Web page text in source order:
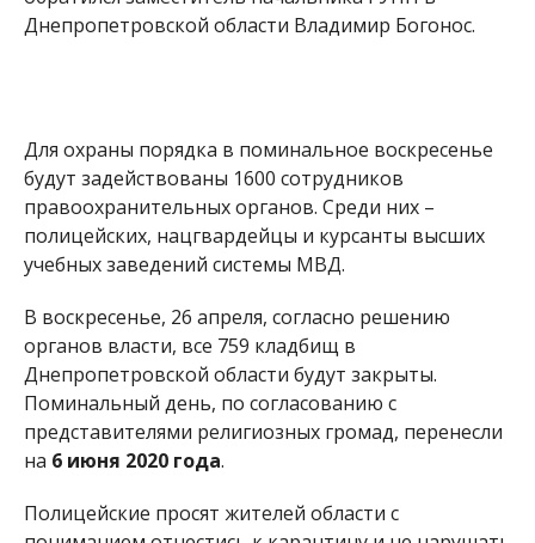
Днепропетровской области Владимир Богонос.
Для охраны порядка в поминальное воскресенье
будут задействованы 1600 сотрудников
правоохранительных органов. Среди них –
полицейских, нацгвардейцы и курсанты высших
учебных заведений системы МВД.
В воскресенье, 26 апреля, согласно решению
органов власти, все 759 кладбищ в
Днепропетровской области будут закрыты.
Поминальный день, по согласованию с
представителями религиозных громад, перенесли
на 6 июня 2020 года.
Полицейские просят жителей области с